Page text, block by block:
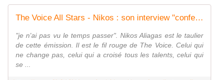
The Voice All Stars - Nikos : son interview "confession" - The Voice | TF1
"je n'ai pas vu le temps passer". Nikos Aliagas est le taulier
de cette émission. Il est le fil rouge de The Voice. Celui qui
ne change pas, celui qui a croisé tous les talents, celui qui
se ...